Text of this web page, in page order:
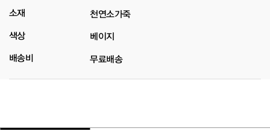
소재 천연소가죽
색상 베이지
배송비 무료배송